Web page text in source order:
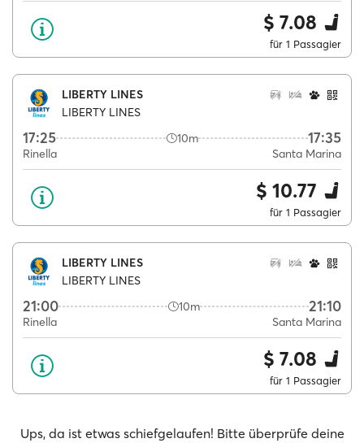
$ 7.08
für 1 Passagier
LIBERTY LINES
LIBERTY LINES
17:25 10m 17:35
Rinella Santa Marina
$ 10.77
für 1 Passagier
LIBERTY LINES
LIBERTY LINES
21:00 10m 21:10
Rinella Santa Marina
$ 7.08
für 1 Passagier
Ups, da ist etwas schiefgelaufen! Bitte überprüfe deine